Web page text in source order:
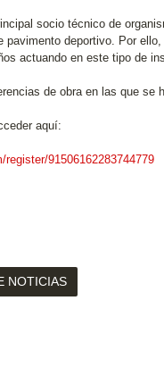
socio técnico de
pavimento deportivo. Por
actuando en este tipo de
de obra en las que se
aquí:
91506162283744779
NOTICIAS